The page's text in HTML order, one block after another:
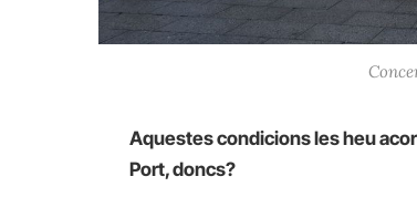
Aquestes condicions les heu
Port, doncs?